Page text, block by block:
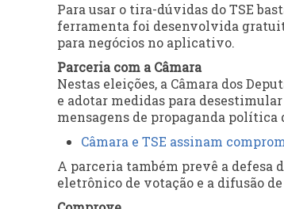
Para usar o tira-dúvidas do TSE
ferramenta foi desenvolvida
para negócios no aplicativo.
Parceria com a Câmara
Nestas eleições, a Câmara dos
e adotar medidas para
mensagens de propaganda
Câmara e TSE assinam
A parceria também prevê a defesa
eletrônico de votação e a difusão